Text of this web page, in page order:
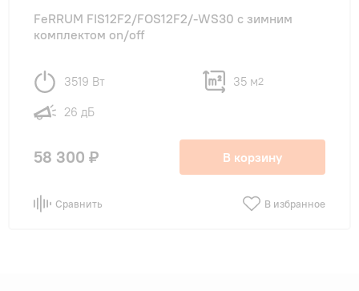
FeRRUM FIS12F2/FOS12F2/-WS30 с зимним
комплектом on/off
3519 Вт 35 м2
26 дБ
58 300 ₽ В корзину
Сравнить В избранное